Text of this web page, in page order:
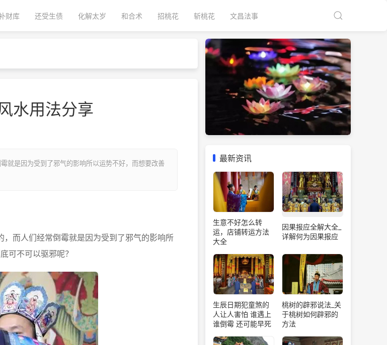
财库 还受生债 化解太岁 和合术 招桃花 斩桃花 文昌法事
水用法分享
就是因为受到了邪气的影响所以运势不好，而想要改善
而人们经常倒霉就是因为受到了邪气的影响所
可不可以驱邪呢？
最新资讯
生意不好怎么转
运，店铺转运方法
大全
因果报应全解大全_
详解何为因果报应
生辰日期犯童煞的
人让人害怕 谁遇上
谁倒霉 还可能早死
桃树的辟邪说法_关
于桃树如何辟邪的
方法